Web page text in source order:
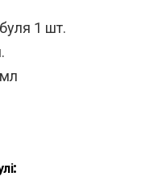
1 шт.